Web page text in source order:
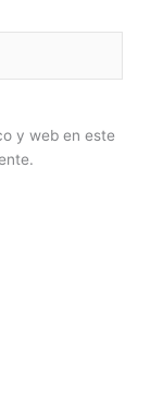
y web en este